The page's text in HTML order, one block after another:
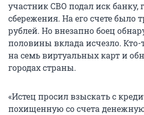
участник СВО подал иск банку,
сбережения. На его счете было
рублей. Но внезапно боец
половины вклада исчезло. Кто-
на семь виртуальных карт и
городах страны.
«Истец просил взыскать с
похищенную со счета